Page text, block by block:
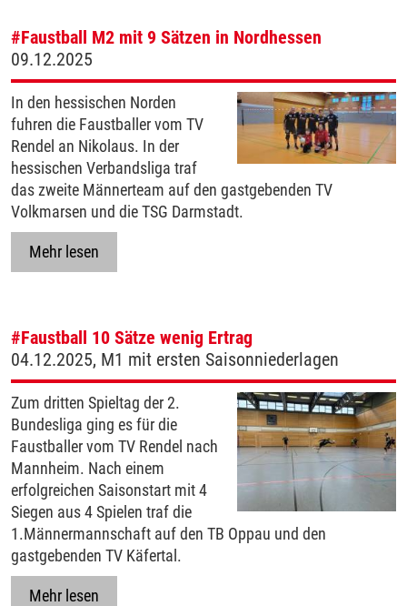
#Faustball M2 mit 9 Sätzen in Nordhessen
09.12.2025
In den hessischen Norden
fuhren die Faustballer vom TV
Rendel an Nikolaus. In der
hessischen Verbandsliga traf
das zweite Männerteam auf den gastgebenden TV
Volkmarsen und die TSG Darmstadt.
Mehr lesen
#Faustball 10 Sätze wenig Ertrag
04.12.2025, M1 mit ersten Saisonniederlagen
Zum dritten Spieltag der 2.
Bundesliga ging es für die
Faustballer vom TV Rendel nach
Mannheim. Nach einem
erfolgreichen Saisonstart mit 4
Siegen aus 4 Spielen traf die
1.Männermannschaft auf den TB Oppau und den
gastgebenden TV Käfertal.
Mehr lesen